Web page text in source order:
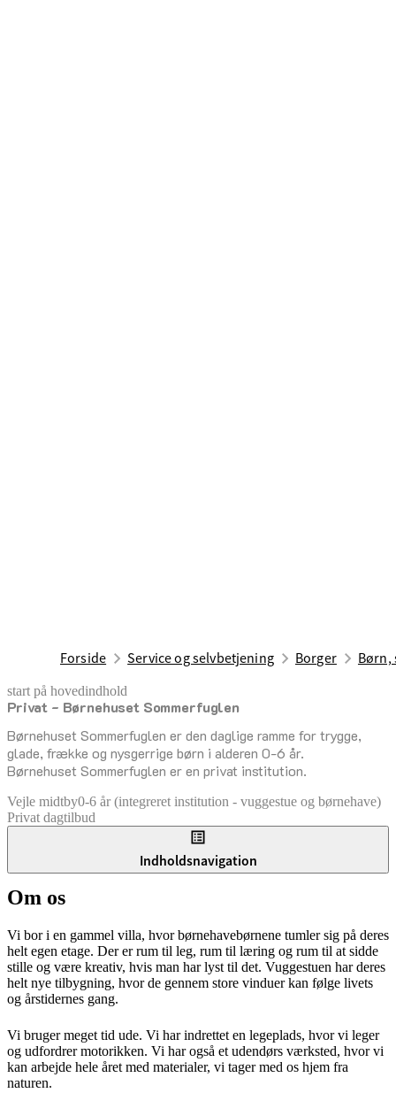
Forside Service og selvbetjening Borger Børn,
start på hovedindhold
Privat - Børnehuset Sommerfuglen
Børnehuset Sommerfuglen er den daglige ramme for trygge,
glade, frække og nysgerrige børn i alderen 0-6 år.
Børnehuset Sommerfuglen er en privat institution.
senest opdateret 17. februar 2026
Vejle midtby0-6 år (integreret institution - vuggestue og børnehave)
Privat dagtilbud
Indholdsnavigation
Om os
Vi bor i en gammel villa, hvor børnehavebørnene tumler sig på deres
helt egen etage. Der er rum til leg, rum til læring og rum til at sidde
stille og være kreativ, hvis man har lyst til det. Vuggestuen har deres
helt nye tilbygning, hvor de gennem store vinduer kan følge livets
og årstidernes gang.
Vi bruger meget tid ude. Vi har indrettet en legeplads, hvor vi leger
og udfordrer motorikken. Vi har også et udendørs værksted, hvor vi
kan arbejde hele året med materialer, vi tager med os hjem fra
naturen.